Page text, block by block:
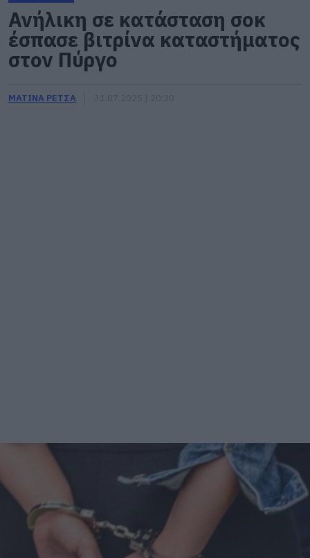
Ανήλικη σε κατάσταση σοκ
έσπασε βιτρίνα καταστήματος
στον Πύργο
ΜΑΤΙΝΑ ΡΕΤΣΑ